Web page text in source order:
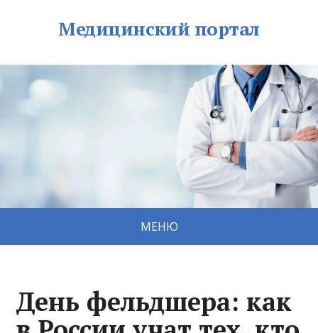
Медицинский портал
МЕНЮ
День фельдшера: как